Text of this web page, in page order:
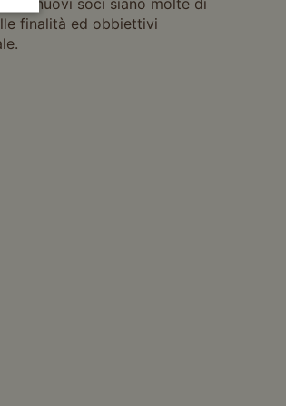
di nuovi soci siano molte di
finalità ed obbiettivi